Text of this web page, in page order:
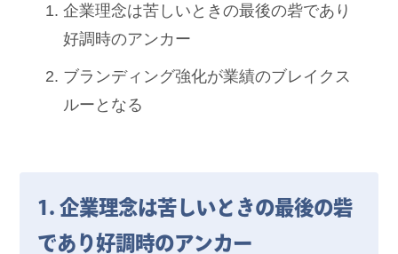
企業理念は苦しいときの最後の砦であり
好調時のアンカー
ブランディング強化が業績のブレイクス
ルーとなる
1. 企業理念は苦しいときの最後の砦
であり好調時のアンカー